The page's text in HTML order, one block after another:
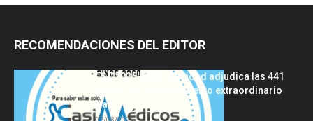
RECOMENDACIONES DEL EDITOR
FSE 2025-2026: Sanidad adjudica las 441
plazas del procedimiento extraordinario
tras...